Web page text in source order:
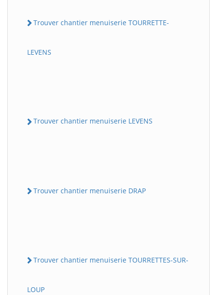
Trouver chantier menuiserie TOURRETTE-
LEVENS
Trouver chantier menuiserie LEVENS
Trouver chantier menuiserie DRAP
Trouver chantier menuiserie TOURRETTES-SUR-
LOUP